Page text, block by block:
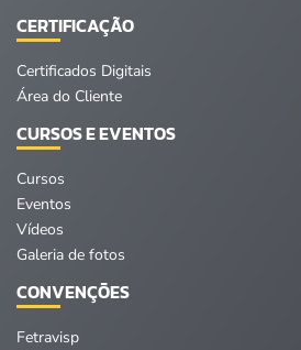
CERTIFICAÇÃO
Certificados Digitais
Área do Cliente
CURSOS E EVENTOS
Cursos
Eventos
Vídeos
Galeria de fotos
CONVENÇÕES
Fetravisp